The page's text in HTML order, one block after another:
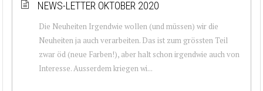
NEWS-LETTER OKTOBER 2020
Die Neuheiten Irgendwie wollen (und müssen) wir die
Neuheiten ja auch verarbeiten. Das ist zum grössten Teil
zwar öd (neue Farben!), aber halt schon irgendwie auch von
Interesse. Ausserdem kriegen wi...